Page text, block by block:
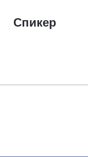
Спикер